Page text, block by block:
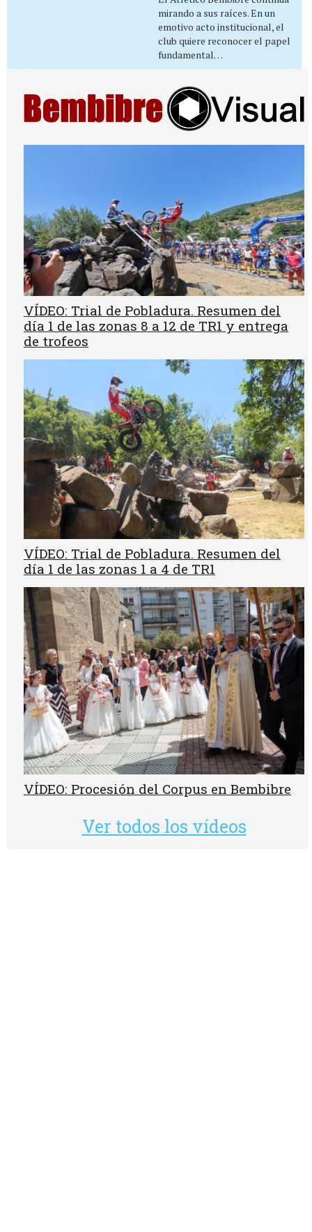
mirando a sus raíces. En un
emotivo acto institucional, el
club quiere reconocer el papel
fundamental…
VÍDEO: Trial de Pobladura. Resumen del
día 1 de las zonas 8 a 12 de TR1 y entrega
de trofeos
VÍDEO: Trial de Pobladura. Resumen del
día 1 de las zonas 1 a 4 de TR1
VÍDEO: Procesión del Corpus en Bembibre
Ver todos los vídeos